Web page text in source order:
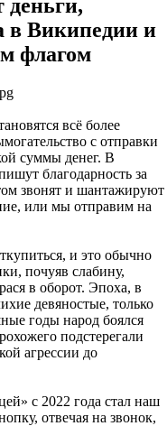
в Википедии и
флагом
всё более
с отправки
суммы денег. В
благодарность за
звонят и шантажируют
или мы отправим на
и это обычно
почуяв слабину,
в оборот. Эпоха, в
девяностые, только
годы народ боялся
подстерегали
агрессии до
с 2022 года стал наш
отвечая на звонок,